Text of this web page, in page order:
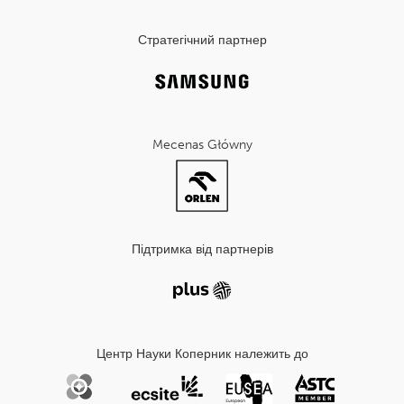
Стратегічний партнер
Mecenas Główny
Підтримка від партнерів
Центр Науки Коперник належить до